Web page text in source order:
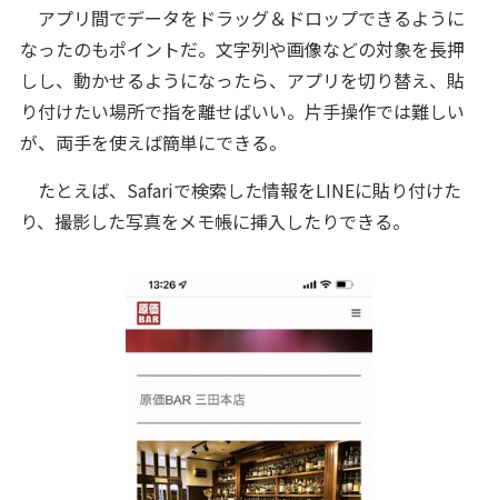
アプリ間でデータをドラッグ＆ドロップできるように
なったのもポイントだ。文字列や画像などの対象を長押
しし、動かせるようになったら、アプリを切り替え、貼
り付けたい場所で指を離せばいい。片手操作では難しい
が、両手を使えば簡単にできる。
たとえば、Safariで検索した情報をLINEに貼り付けた
り、撮影した写真をメモ帳に挿入したりできる。